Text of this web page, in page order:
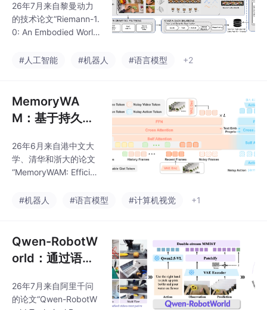
经渲染、扩散（GenA
I）模型以及大规模模型
应用等。
26年7月来自黎曼动力
的技术论文“Riemann-1.
0: An Embodied World
cal AI”。物理人工智能
字世界，向感知、推理
并作用于物理世界演
进。世界动作模型（Wo
Ms）已成为联合建模机
器人动作与世界动态的
有效范式。然而，现有
#人工智能 #机器人 #语言模型 +2
MemoryWA
M：基于持久记
作建模
26年6月来自港中文大
学、清华和浙大的论文
“MemoryWAM: Efficien
g with Persistent Mem
不仅需要理解当前的观
测信息，还需要具备记
忆能力和对环境动态的
型（World Action Mod
els, WAMs）通过结合
#机器人 #语言模型 #计算机视觉 +1
Qwen-RobotW
orld：通过语言
一具身世界建模
26年7月来自阿里千问
的论文“Qwen-RobotW